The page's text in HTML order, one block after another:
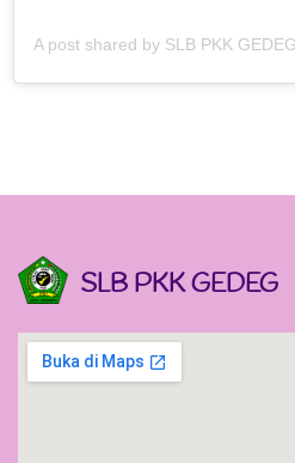
SLB PKK GEDEG